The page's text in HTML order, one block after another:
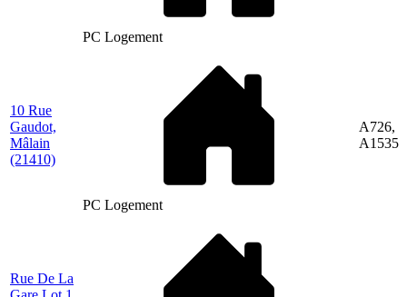
PC Logement
10 Rue
Gaudot,
Mâlain
(21410)
PC Logement
A726,
A1535
Rue De La